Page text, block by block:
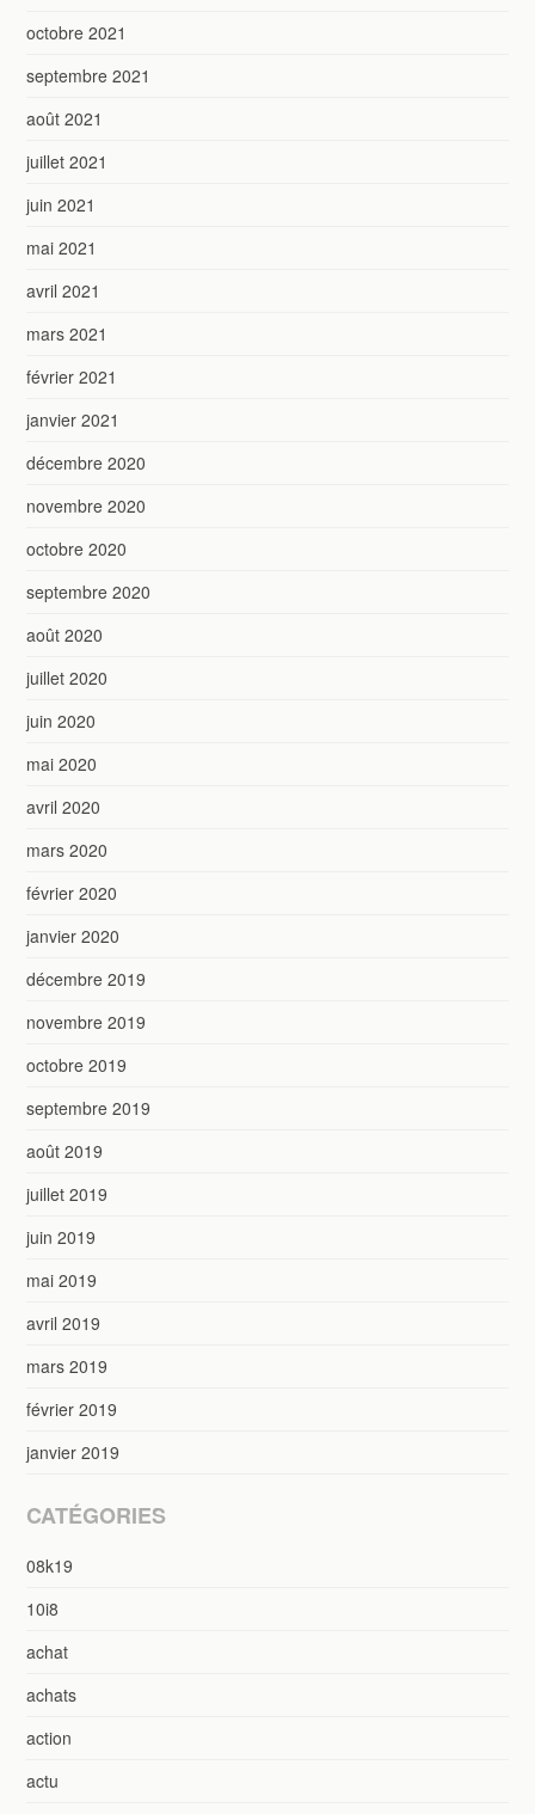
octobre 2021
septembre 2021
août 2021
juillet 2021
juin 2021
mai 2021
avril 2021
mars 2021
février 2021
janvier 2021
décembre 2020
novembre 2020
octobre 2020
septembre 2020
août 2020
juillet 2020
juin 2020
mai 2020
avril 2020
mars 2020
février 2020
janvier 2020
décembre 2019
novembre 2019
octobre 2019
septembre 2019
août 2019
juillet 2019
juin 2019
mai 2019
avril 2019
mars 2019
février 2019
janvier 2019
CATÉGORIES
08k19
10i8
achat
achats
action
actu